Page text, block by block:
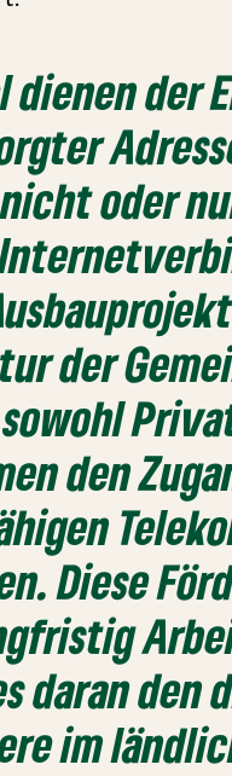
dienen der
oder
der
den
Diese
daran den
im